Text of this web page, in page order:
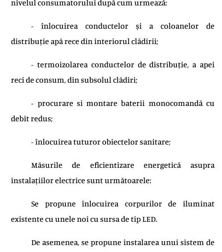
nivelul consumatorului după cum urmează:
- înlocuirea conductelor și a coloanelor de
distribuție apă rece din interiorul clădirii;
- termoizolarea conductelor de distribuție, a apei
reci de consum, din subsolul clădiri;
- procurare si montare baterii monocomandă cu
debit redus;
- înlocuirea tuturor obiectelor sanitare;
Măsurile de eficientizare energetică asupra
instalațiilor electrice sunt următoarele:
Se propune înlocuirea corpurilor de iluminat
existente cu unele noi cu sursa de tip LED.
De asemenea, se propune instalarea unui sistem de